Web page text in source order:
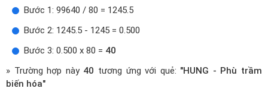
Bước 1: 99640 / 80 = 1245.5
Bước 2: 1245.5 - 1245 = 0.500
Bước 3: 0.500 x 80 = 40
» Trường hợp này 40 tương ứng với quẻ: "HUNG - Phù trầm
biến hóa"